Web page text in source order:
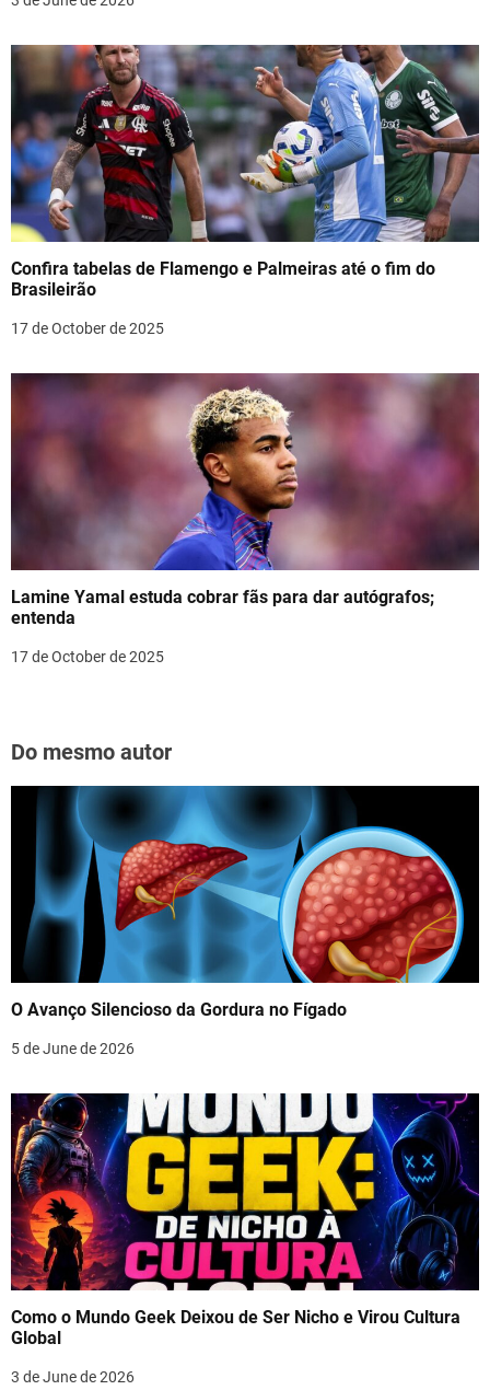
n
Confira tabelas de Flamengo e Palmeiras até o fim do
Brasileirão
17 de October de 2025
Lamine Yamal estuda cobrar fãs para dar autógrafos;
entenda
17 de October de 2025
Do mesmo autor
O Avanço Silencioso da Gordura no Fígado
5 de June de 2026
Como o Mundo Geek Deixou de Ser Nicho e Virou Cultura
Global
3 de June de 2026